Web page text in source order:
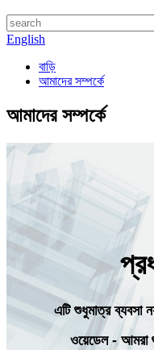
English
বাড়ি
আমাদের সম্পর্কে
আমাদের সম্পর্কে
এটি শুধুমাত্র ব্যবসা
ওয়েডেল - আমরা